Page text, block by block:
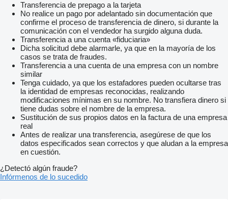
Transferencia de prepago a la tarjeta
No realice un pago por adelantado sin documentación que
confirme el proceso de transferencia de dinero, si durante la
comunicación con el vendedor ha surgido alguna duda.
Transferencia a una cuenta «fiduciaria»
Dicha solicitud debe alarmarle, ya que en la mayoría de los
casos se trata de fraudes.
Transferencia a una cuenta de una empresa con un nombre
similar
Tenga cuidado, ya que los estafadores pueden ocultarse tras
la identidad de empresas reconocidas, realizando
modificaciones mínimas en su nombre. No transfiera dinero si
tiene dudas sobre el nombre de la empresa.
Sustitución de sus propios datos en la factura de una empresa
real
Antes de realizar una transferencia, asegúrese de que los
datos especificados sean correctos y que aludan a la empresa
en cuestión.
¿Detectó algún fraude?
Infórmenos de lo sucedido